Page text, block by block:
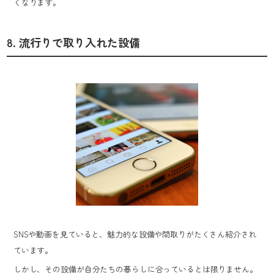
8. 流行りで取り入れた設備
SNSや動画を見ていると、魅力的な設備や間取りがたくさん紹介され
ています。
しかし、その設備が自分たちの暮らしに合っているとは限りません。